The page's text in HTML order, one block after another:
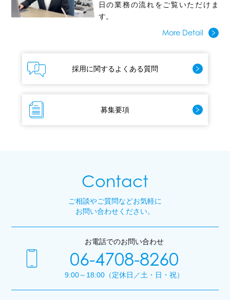
日の業務の流れをご覧いただけま
す。
More Detail
採用に関するよくある質問
募集要項
Contact
ご相談やご質問などお気軽に
お問い合わせください。
お電話でのお問い合わせ
06-4708-8260
9:00～18:00（定休日／土・日・祝）